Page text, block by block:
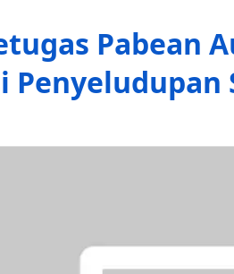
Pabean
Penyeludupan